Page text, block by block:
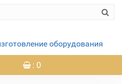
оборудования
: 0